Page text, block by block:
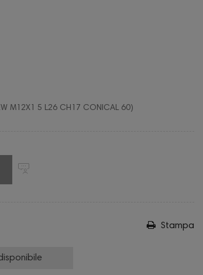
M12X1 5 L26 CH17 CONICAL 60)
Stampa